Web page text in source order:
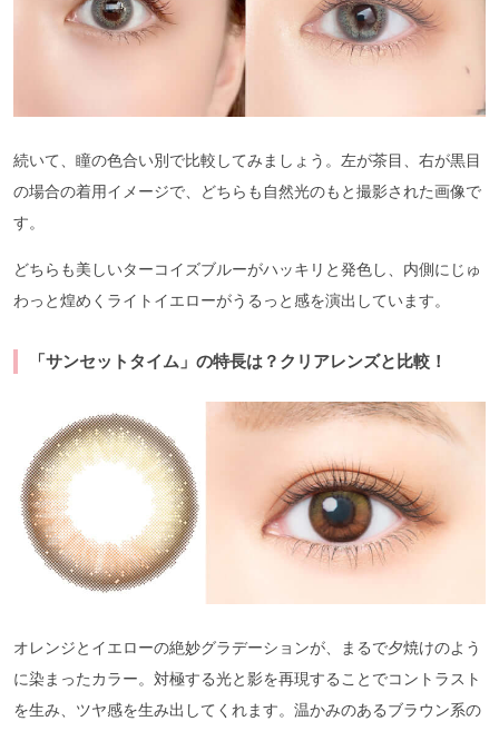
続いて、瞳の色合い別で比較してみましょう。左が茶目、右が黒目
の場合の着用イメージで、どちらも自然光のもと撮影された画像で
す。
どちらも美しいターコイズブルーがハッキリと発色し、内側にじゅ
わっと煌めくライトイエローがうるっと感を演出しています。
「サンセットタイム」の特長は？クリアレンズと比較！
オレンジとイエローの絶妙グラデーションが、まるで夕焼けのよう
に染まったカラー。対極する光と影を再現することでコントラスト
を生み、ツヤ感を生み出してくれます。温かみのあるブラウン系の